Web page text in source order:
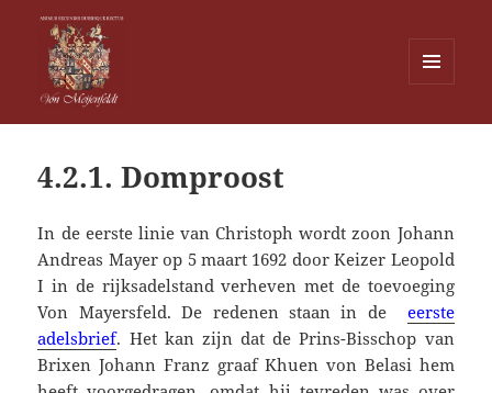
WIDGETS
4.2.1. Domproost
In de eerste linie van Christoph wordt zoon Johann
Andreas Mayer op 5 maart 1692 door Keizer Leopold
I in de rijksadelstand verheven met de toevoeging
Von Mayersfeld. De redenen staan in de eerste
adelsbrief. Het kan zijn dat de Prins-Bisschop van
Brixen Johann Franz graaf Khuen von Belasi hem